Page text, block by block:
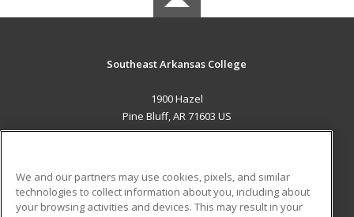
Southeast Arkansas College
1900 Hazel
Pine Bluff, AR 71603 US
ADDITIONAL RESOURCES
We and our partners may use cookies, pixels, and similar
technologies to collect information about you, including about
your browsing activities and devices. This may result in your